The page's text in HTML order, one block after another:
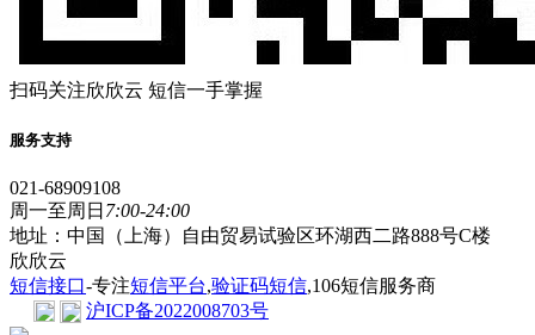
扫码关注欣欣云 短信一手掌握
服务支持
021-68909108
周一至周日 7:00-24:00
地址：中国（上海）自由贸易试验区环湖西二路888号C楼
欣欣云
短信接口-专注短信平台,验证码短信,106短信服务商
沪ICP备2022008703号